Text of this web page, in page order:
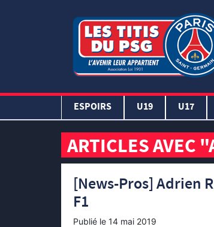
ESPOIRS U19 U17
ARTICLES AVEC
[News-Pros] Adrien
F1
Publié le 14 mai 2019